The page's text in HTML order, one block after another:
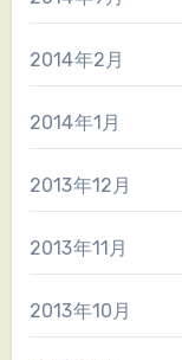
2014年2月
2014年1月
2013年12月
2013年11月
2013年10月